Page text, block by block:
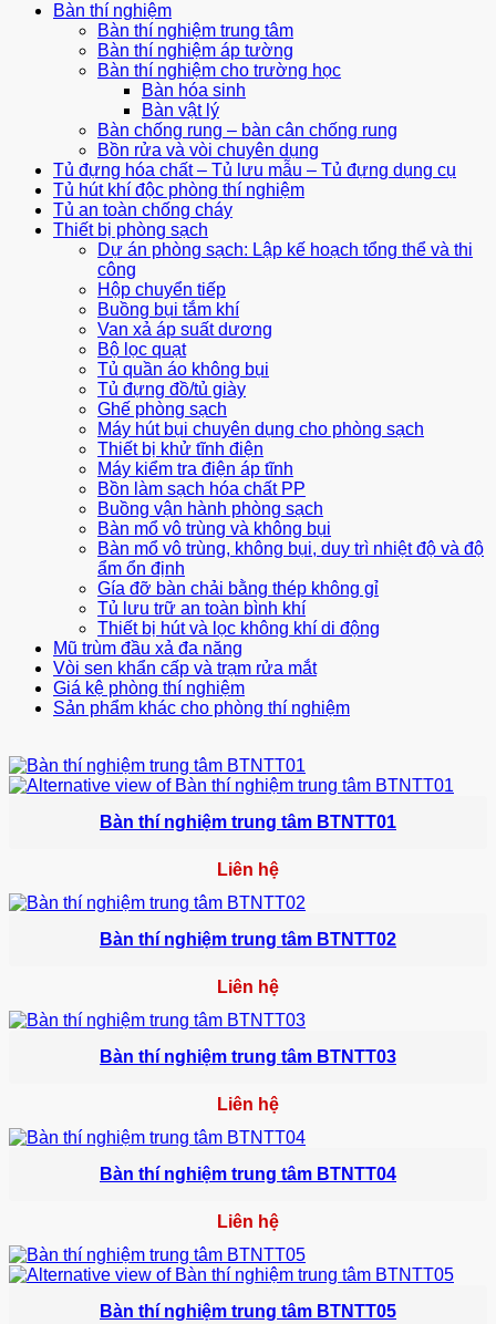
Bàn thí nghiệm
Bàn thí nghiệm trung tâm
Bàn thí nghiệm áp tường
Bàn thí nghiệm cho trường học
Bàn hóa sinh
Bàn vật lý
Bàn chống rung – bàn cân chống rung
Bồn rửa và vòi chuyên dụng
Tủ đựng hóa chất – Tủ lưu mẫu – Tủ đựng dụng cụ
Tủ hút khí độc phòng thí nghiệm
Tủ an toàn chống cháy
Thiết bị phòng sạch
Dự án phòng sạch: Lập kế hoạch tổng thể và thi
công
Hộp chuyển tiếp
Buồng bụi tắm khí
Van xả áp suất dương
Bộ lọc quạt
Tủ quần áo không bụi
Tủ đựng đồ/tủ giày
Ghế phòng sạch
Máy hút bụi chuyên dụng cho phòng sạch
Thiết bị khử tĩnh điện
Máy kiểm tra điện áp tĩnh
Bồn làm sạch hóa chất PP
Buồng vận hành phòng sạch
Bàn mổ vô trùng và không bụi
Bàn mổ vô trùng, không bụi, duy trì nhiệt độ và độ
ẩm ổn định
Gía đỡ bàn chải bằng thép không gỉ
Tủ lưu trữ an toàn bình khí
Thiết bị hút và lọc không khí di động
Mũ trùm đầu xả đa năng
Vòi sen khẩn cấp và trạm rửa mắt
Giá kệ phòng thí nghiệm
Sản phẩm khác cho phòng thí nghiệm
Bàn thí nghiệm trung tâm BTNTT01
Liên hệ
Bàn thí nghiệm trung tâm BTNTT02
Liên hệ
Bàn thí nghiệm trung tâm BTNTT03
Liên hệ
Bàn thí nghiệm trung tâm BTNTT04
Liên hệ
Bàn thí nghiệm trung tâm BTNTT05